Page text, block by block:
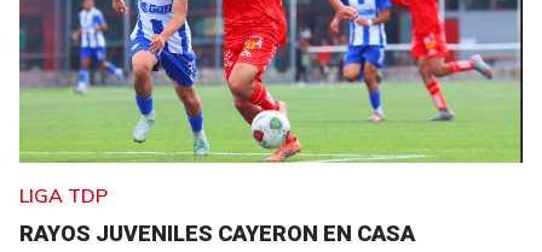
LIGA TDP
RAYOS JUVENILES CAYERON EN CASA